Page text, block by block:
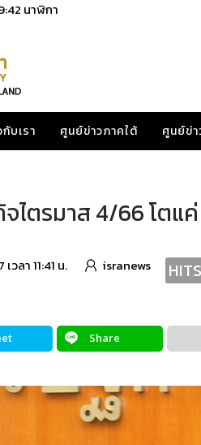
นาฬิกา
กับเรา ศูนย์ข่าวภาคใต้ ศูนย์ข่
ไตรมาส 4/66 โตแ
วลา 11:41 น. isranews HITS
Share